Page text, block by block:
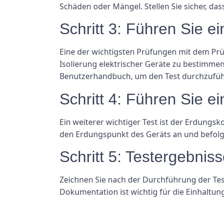
Schäden oder Mängel. Stellen Sie sicher,
Schritt 3: Führen Sie
Eine der wichtigsten Prüfungen mit dem
Isolierung elektrischer Geräte zu
Benutzerhandbuch, um den Test
Schritt 4: Führen Sie
Ein weiterer wichtiger Test ist der
den Erdungspunkt des Geräts an und
Schritt 5:
Zeichnen Sie nach der Durchführung der
Dokumentation ist wichtig für die